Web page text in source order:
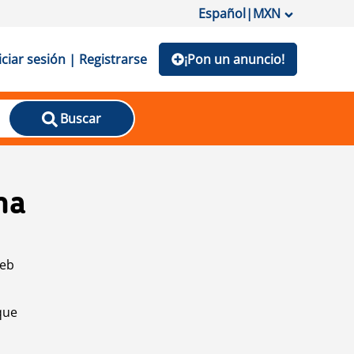
Español|MXN
sesión | Registrarse ¡Pon un anuncio!
Buscar